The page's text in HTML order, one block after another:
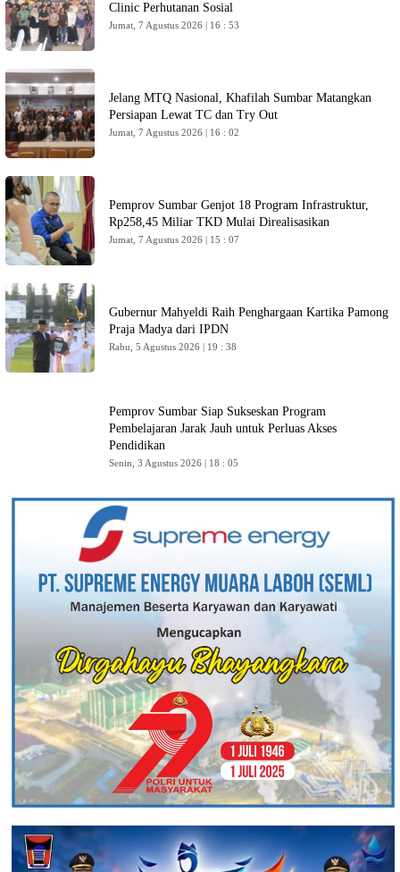
Clinic Perhutanan Sosial
Jumat, 7 Agustus 2026 | 16 : 53
Jelang MTQ Nasional, Khafilah Sumbar Matangkan
Persiapan Lewat TC dan Try Out
Jumat, 7 Agustus 2026 | 16 : 02
Pemprov Sumbar Genjot 18 Program Infrastruktur,
Rp258,45 Miliar TKD Mulai Direalisasikan
Jumat, 7 Agustus 2026 | 15 : 07
Gubernur Mahyeldi Raih Penghargaan Kartika Pamong
Praja Madya dari IPDN
Rabu, 5 Agustus 2026 | 19 : 38
Pemprov Sumbar Siap Sukseskan Program
Pembelajaran Jarak Jauh untuk Perluas Akses
Pendidikan
Senin, 3 Agustus 2026 | 18 : 05